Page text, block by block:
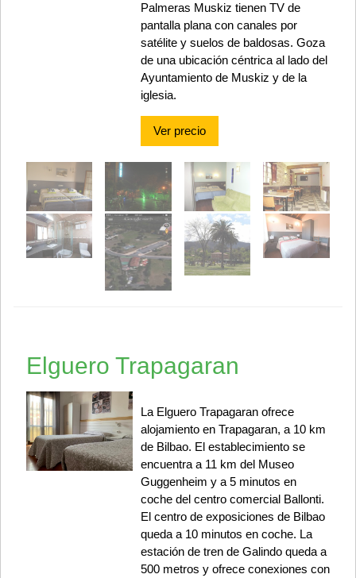
Palmeras Muskiz tienen TV de
pantalla plana con canales por
satélite y suelos de baldosas. Goza
de una ubicación céntrica al lado del
Ayuntamiento de Muskiz y de la
iglesia.
Ver precio
Elguero Trapagaran
La Elguero Trapagaran ofrece
alojamiento en Trapagaran, a 10 km
de Bilbao. El establecimiento se
encuentra a 11 km del Museo
Guggenheim y a 5 minutos en
coche del centro comercial Ballonti.
El centro de exposiciones de Bilbao
queda a 10 minutos en coche. La
estación de tren de Galindo queda a
500 metros y ofrece conexiones con